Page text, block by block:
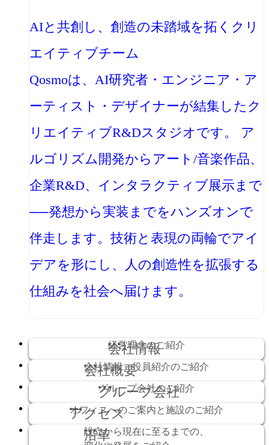
AIと共創し、創造の未踏域を拓くクリ
エイティブチーム
Qosmoは、AI研究者・エンジニア・ア
ーティスト・デザイナーが結集したク
リエイティブR&Dスタジオです。 ア
ルゴリズム開発からアート/音楽作品、
企業R&D、インタラクティブ展示まで
──発想から実装までをハンズオンで
伴走します。技術と表現の両輪でアイ
デアを形にし、人の創造性を拡張する
仕組みを社会へ届けます。
会社情報
経営理念のご紹介
会社概要
会社情報、役員紹介のご紹介
グループ会社
グループ会社のご紹介
アクセス
オフィスへのご案内と施設のご紹介
沿革
設立から現在に至るまでの、